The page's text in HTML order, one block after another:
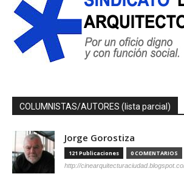
COLUMNISTAS/AUTORES (lista parcial)
Jorge Gorostiza
121 Publicaciones 0 COMENTARIOS
http://